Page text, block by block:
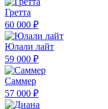
Гретта
60 000 ₽
Юлали лайт
59 000 ₽
Саммер
57 000 ₽